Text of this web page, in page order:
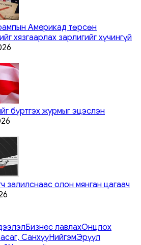
Америкад төрсөн
хязгаарлах зарлигийг хүчингүй
бүртгэх журмыг эцэслэн
залилснаас олон мянган цагаач
Бизнес лавлахОнцлох
СанхүүНийгэмЭрүүл